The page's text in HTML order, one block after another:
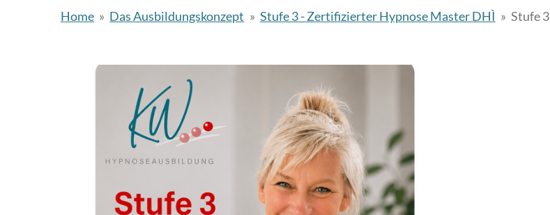
Home » Das Ausbildungskonzept » Stufe 3 - Zertifizierter Hypnose Master DHÌ » Stufe 3